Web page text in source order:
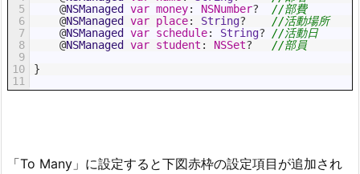
5
6
7
8
9
10
11
@NSManaged var money: NSNumber?
//部費
@NSManaged var place: String?
//活動場所
@NSManaged var schedule: String?
//活動日
@NSManaged var student : NSSet?
//部員
}
「To Many」に設定すると下図赤枠の設定項目が追加され